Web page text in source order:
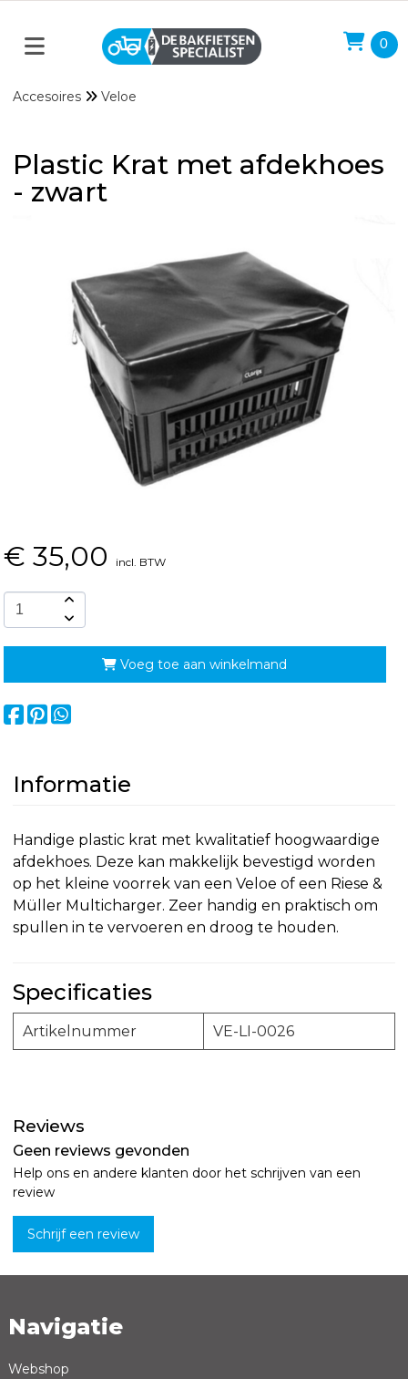
0
Accesoires Veloe
Plastic Krat met afdekhoes
- zwart
€ 35,00 incl. BTW
Voeg toe aan winkelmand
Informatie
Handige plastic krat met kwalitatief hoogwaardige
afdekhoes. Deze kan makkelijk bevestigd worden
op het kleine voorrek van een Veloe of een Riese &
Müller Multicharger. Zeer handig en praktisch om
spullen in te vervoeren en droog te houden.
Specificaties
Artikelnummer VE-LI-0026
Reviews
Geen reviews gevonden
Help ons en andere klanten door het schrijven van een
review
Schrijf een review
Naam *
Navigatie
Webshop